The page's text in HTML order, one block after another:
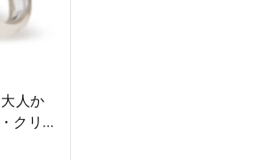
人か
クリ